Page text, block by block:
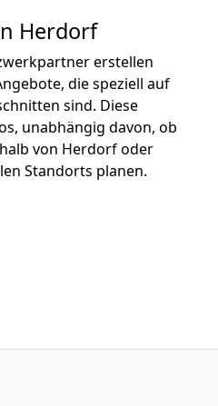
Herdorf
erstellen
die speziell auf
sind. Diese
unabhängig davon, ob
von Herdorf oder
Standorts planen.